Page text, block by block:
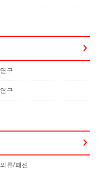
연구
연구
의류/패션